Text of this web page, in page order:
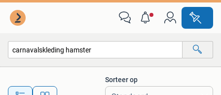
Alle afstanden…
Sorteer op